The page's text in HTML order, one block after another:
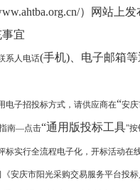
）网站上发
宜
系人电话(手机)、电子邮箱
电子招投标方式，请供应商在“安
南—点击“通用版投标工具”按
标实行全流程电子化，开标活动在
《安庆市阳光采购交易服务平台投标